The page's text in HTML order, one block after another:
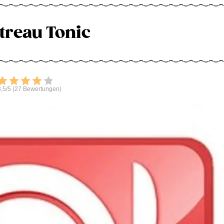
Tonic
Bewerten
5 (27 Bewertungen)